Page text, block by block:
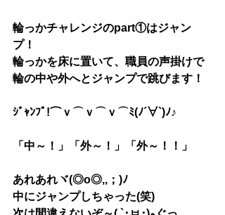
輪っかチャレンジのpart①はジャン
プ！
輪っかを床に置いて、職員の声掛けで
輪の中や外へとジャンプで跳びます！
ｼﾞｬﾝﾌﾟ!⌒ｖ⌒ｖ⌒ｖ⌒ﾐ(ﾉ´∀`)ﾉ♪
「中～！」「外～！」「外～！！」
あれあれ ヾ(◎o◎,,；)ﾉ
中にジャンプしちゃった(笑)